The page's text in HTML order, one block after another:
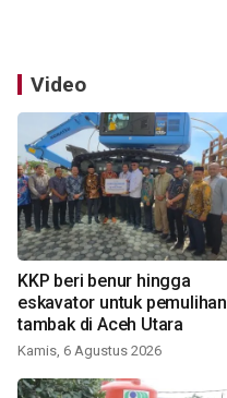
Video
KKP beri benur hingga
eskavator untuk pemulihan
tambak di Aceh Utara
Kamis, 6 Agustus 2026